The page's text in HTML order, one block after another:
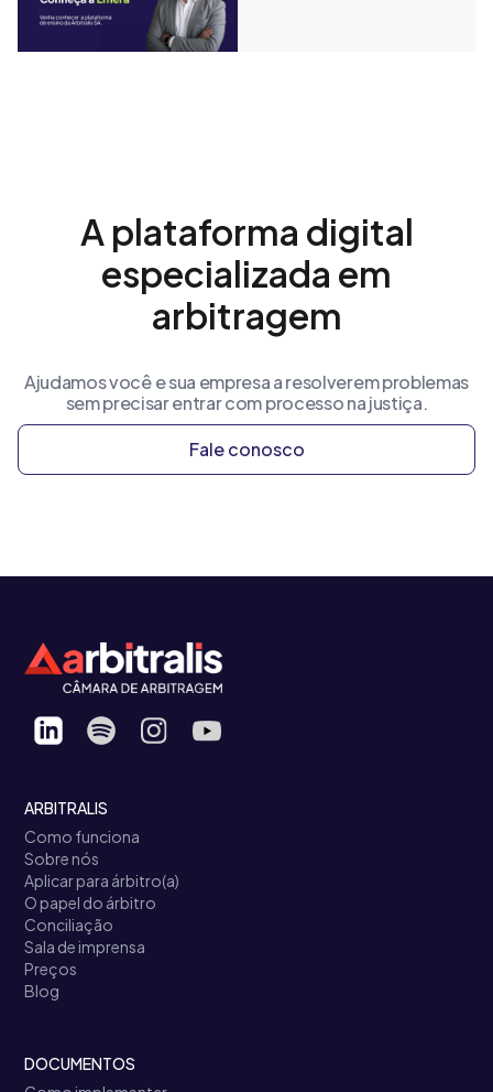
A plataforma digital
especializada em
arbitragem
Ajudamos você e sua empresa a resolverem problemas
sem precisar entrar com processo na justiça.
Fale conosco
ARBITRALIS
Como funciona
Sobre nós
Aplicar para árbitro(a)
O papel do árbitro
Conciliação
Sala de imprensa
Preços
Blog
DOCUMENTOS